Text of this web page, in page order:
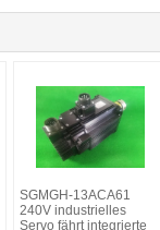
SGMGH-13ACA61
240V industrielles
Servo fährt integrierte